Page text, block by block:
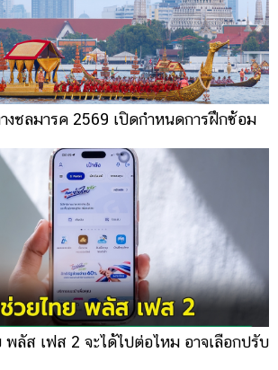
งชลมารค 2569 เปิดกำหนดการฝึกซ้อม
พลัส เฟส 2 จะได้ไปต่อไหม อาจเลือกปรับ